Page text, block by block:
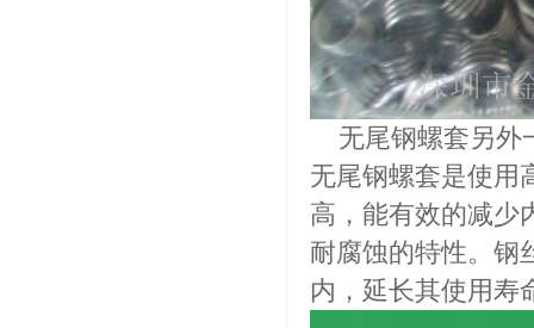
无尾钢螺套另外
无尾钢螺套是使用
高，能有效的减少
耐腐蚀的特性。钢
内，延长其使用寿